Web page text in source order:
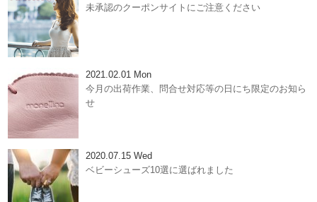
未承認のクーポンサイトにご注意ください
2021.02.01 Mon
今月の出荷作業、問合せ対応等の日にち限定のお知ら
せ
2020.07.15 Wed
ベビーシューズ10選に選ばれました